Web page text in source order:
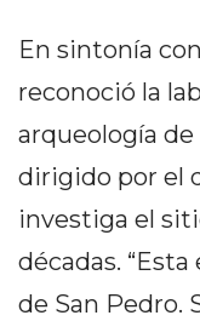
DE
MEDIOS
INFOPBA
NORTE
HOY
HORA
En sintonía
reconoció la
arqueología
dirigido por el
investiga el
décadas.
de San Pedro.